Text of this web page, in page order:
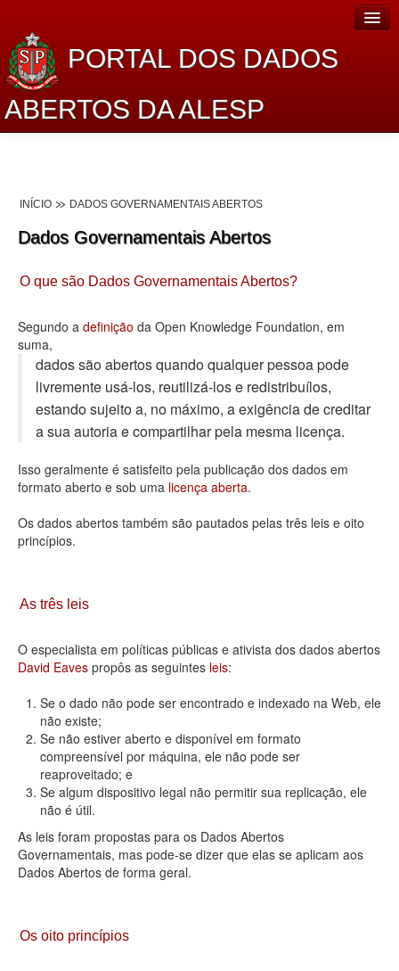
PORTAL DOS DADOS
ABERTOS DA ALESP
Lei de Acesso à Informação
Dados Governamentais Abertos
Planejamento
Catálogo de dados
Processo Legislativo
Deputados Estaduais
Administração
Legislação
Agenda
Contato
INÍCIO DADOS GOVERNAMENTAIS ABERTOS
Dados Governamentais Abertos
O que são Dados Governamentais Abertos?
Segundo a definição da Open Knowledge Foundation, em
suma,
dados são abertos quando qualquer pessoa pode
livremente usá-los, reutilizá-los e redistribuí­los,
estando sujeito a, no máximo, a exigência de creditar
a sua autoria e compartilhar pela mesma licença.
Isso geralmente é satisfeito pela publicação dos dados em
formato aberto e sob uma licença aberta.
Os dados abertos também são pautados pelas três leis e oito
princípios.
As três leis
O especialista em políticas públicas e ativista dos dados abertos
David Eaves propôs as seguintes leis:
Se o dado não pode ser encontrado e indexado na Web, ele
não existe;
Se não estiver aberto e disponível em formato
compreensível por máquina, ele não pode ser
reaproveitado; e
Se algum dispositivo legal não permitir sua replicação, ele
não é útil.
As leis foram propostas para os Dados Abertos
Governamentais, mas pode-se dizer que elas se aplicam aos
Dados Abertos de forma geral.
Os oito princípios